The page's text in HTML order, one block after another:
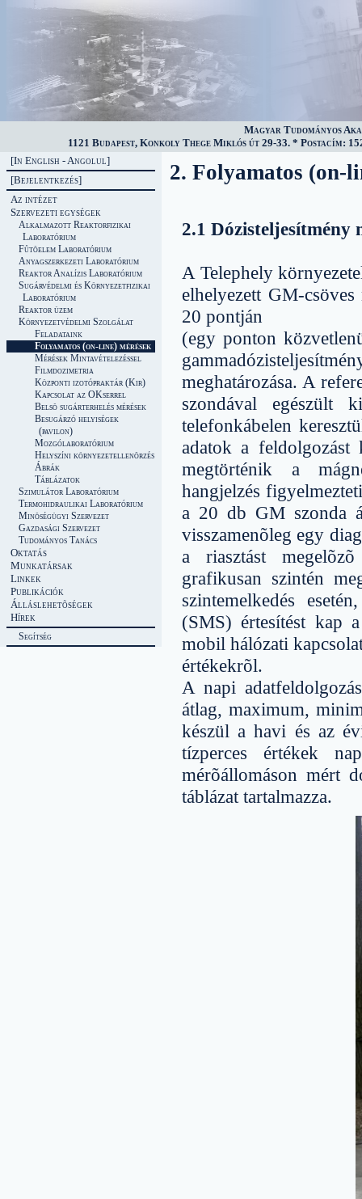
Magyar Tudományos
1121 Budapest, Konkoly Thege Miklós út 29-33. * Postacím:
[In English - Angolul]
[Bejelentkezés]
Az intézet
Szervezeti egységek
Alkalmazott Reaktorfizikai
Laboratórium
Fûtõelem Laboratórium
Anyagszerkezeti Laboratórium
Reaktor Analízis Laboratórium
Sugárvédelmi és Környezetfizikai
Laboratórium
Reaktor üzem
Környezetvédelmi Szolgálat
Feladataink
Folyamatos (on-line) mérések
Mérések Mintavételezéssel
Filmdozimetria
Központi izotópraktár (Kir)
Kapcsolat az OKserrel
Belsõ sugárterhelés mérések
Besugárzó helyiségek
(pavilon)
Mozgólaboratórium
Helyszíni környezetellenõrzés
Ábrák
Táblázatok
Szimulátor Laboratórium
Termohidraulikai Laboratórium
Minõségügyi Szervezet
Gazdasági Szervezet
Tudományos Tanács
Oktatás
Munkatársak
Linkek
Publikációk
Álláslehetõségek
Hírek
Segítség
2. Folyamatos (on-
2.1 Dózisteljesítmény
A Telephely
elhelyezett GM-
20 pontján
(egy ponton
meghatározása. A
szondával egészült
telefonkábelen
adatok a feldolgozást
megtörténik a
hangjelzés
a 20 db GM szonda
visszamenõleg egy
a riasztást
grafikusan szintén
szintemelkedés
(SMS) értesítést kap
mobil hálózati
értékekrõl.
A napi
átlag, maximum,
készül a havi és az
tízperces értékek
mérõállomáson mért
táblázat tartalmazza.